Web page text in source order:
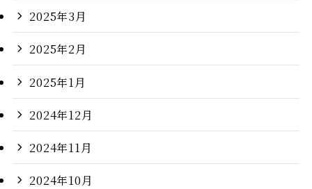
2025年3月
2025年2月
2025年1月
2024年12月
2024年11月
2024年10月